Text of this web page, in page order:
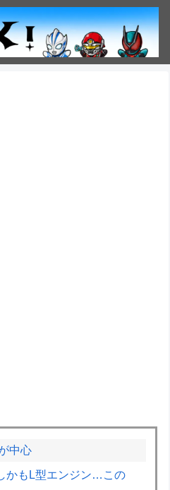
中心
かもL型エンジン…この